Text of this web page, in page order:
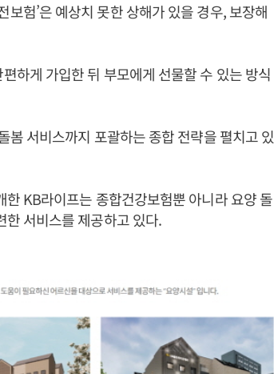
험’은 예상치 못한 상해가 있을 경우, 보장해
하게 가입한 뒤 부모에게 선물할 수 있는 방식
봄 서비스까지 포괄하는 종합 전략을 펼치고 있
KB라이프는 종합건강보험뿐 아니라 요양 돌
서비스를 제공하고 있다.